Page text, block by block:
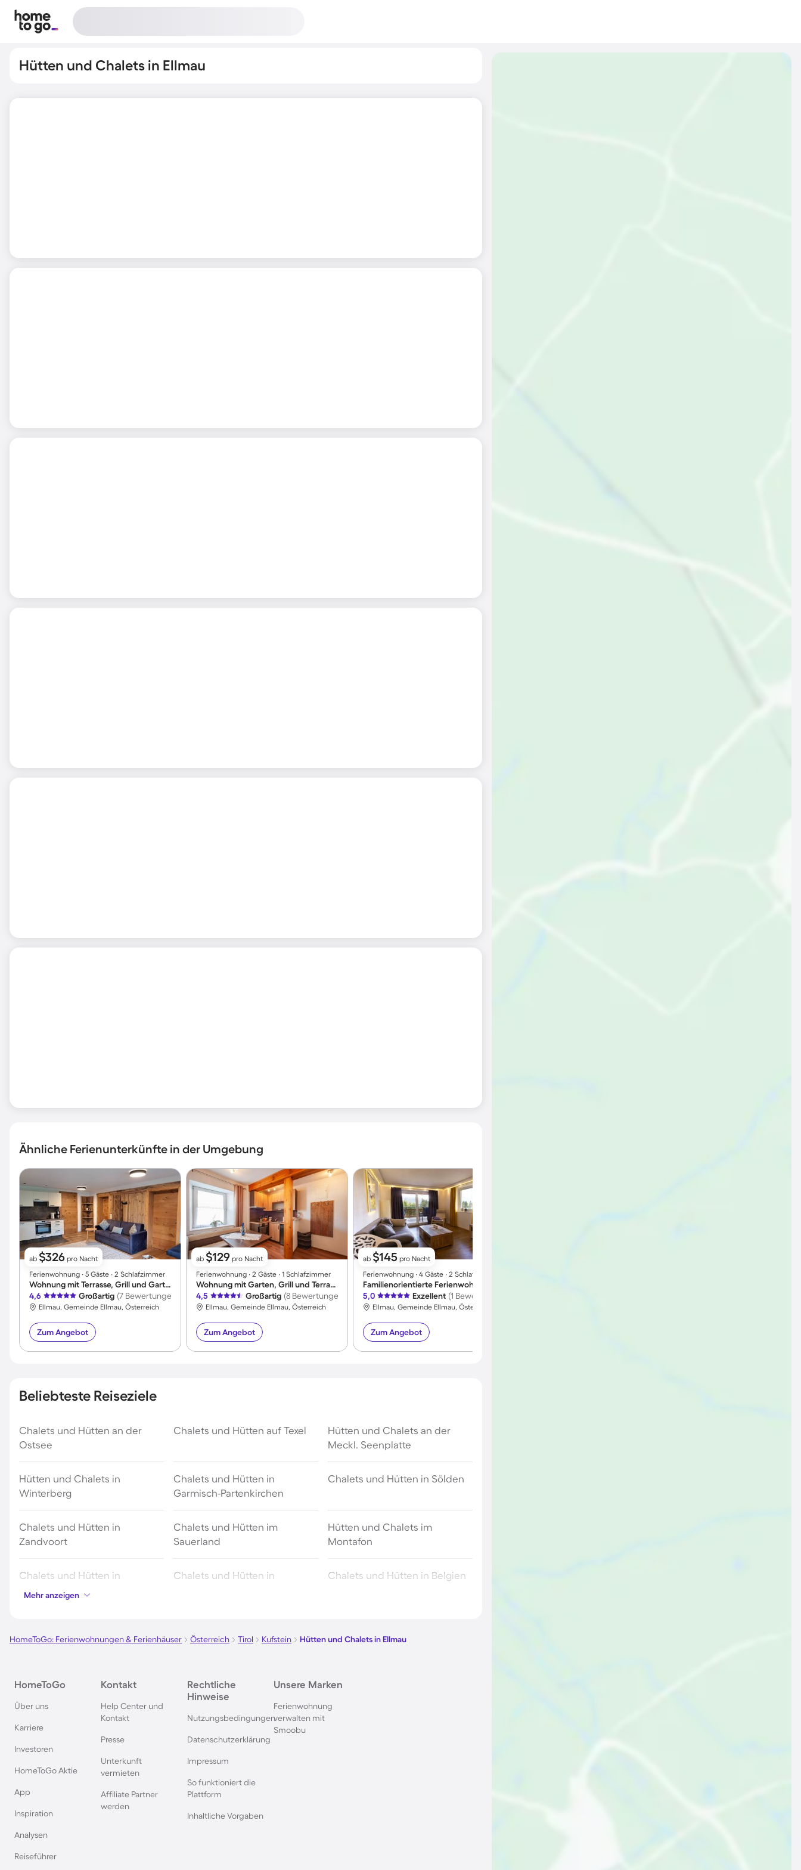
Hütten und Chalets in Ellmau
Ähnliche Ferienunterkünfte in der Umgebung
ab $326 pro Nacht
Ferienwohnung ∙ 5 Gäste ∙ 2 Schlafzimmer
Wohnung mit Terrasse, Grill und Garten | Panoramablick
4,6
Großartig (7 Bewertungen)
Ellmau, Gemeinde Ellmau, Österreich
Zum Angebot
ab $129 pro Nacht
Ferienwohnung ∙ 2 Gäste ∙ 1 Schlafzimmer
Wohnung mit Garten, Grill und Terrasse | Panoramablick
4,5
Großartig (8 Bewertungen)
Ellmau, Gemeinde Ellmau, Österreich
Zum Angebot
ab $145 pro Nacht
Ferienwohnung ∙ 4 Gäste ∙ 2 Schlafzimmer
5,0
Exzellent (1 Bewertung)
Ellmau, Gemeinde Ellmau, Österreich
Zum Angebot
Beliebteste Reiseziele
Chalets und Hütten an der
Ostsee
Chalets und Hütten auf Texel
Hütten und Chalets an der
Meckl. Seenplatte
Hütten und Chalets in
Winterberg
Chalets und Hütten in
Garmisch-Partenkirchen
Chalets und Hütten in Sölden
Chalets und Hütten in
Zandvoort
Chalets und Hütten im
Sauerland
Hütten und Chalets im
Montafon
Chalets und Hütten in
Mayrhofen
Chalets und Hütten in
Chalets und Hütten in Belgien
See
Kitzbühel
Brandenburg
Chalets und Hütten in Inzell
Chalets und Hütten im
Erzgebirge
Hütten und Chalets im
Chalets und Hütten in
Nordholland
Chalets und Hütten in Zermatt Chalets und Hütten in Leogang
Mehr anzeigen
HomeToGo: Ferienwohnungen & Ferienhäuser Österreich Tirol Kufstein Hütten und Chalets in Ellmau
HomeToGo
Über uns
Karriere
Investoren
HomeToGo Aktie
App
Inspiration
Analysen
Reiseführer
Kontakt
Help Center und
Kontakt
Presse
Unterkunft
vermieten
Affiliate Partner
werden
Rechtliche
Hinweise
Nutzungsbedingungen
Datenschutzerklärung
Impressum
So funktioniert die
Plattform
Inhaltliche Vorgaben
Unsere Marken
Ferienwohnung
verwalten mit
Smoobu